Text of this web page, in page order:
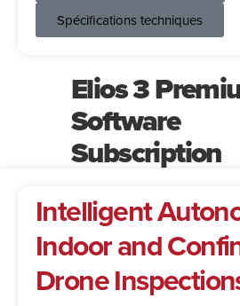
Spécifications techniques
Elios 3
Software
Subscription
Intelligent
Indoor and
Drone